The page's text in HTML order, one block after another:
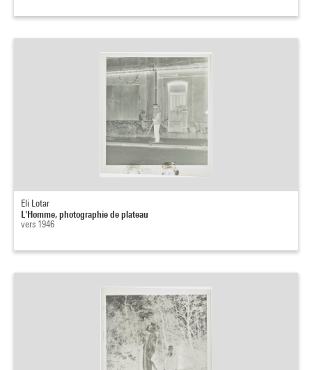
Eli Lotar
L'Homme, photographie de plateau
vers 1946